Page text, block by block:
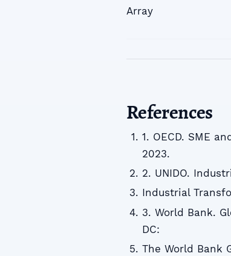
Array
References
1. OECD. SME
2023.
2. UNIDO.
Industrial
3. World Bank.
DC:
The World Bank